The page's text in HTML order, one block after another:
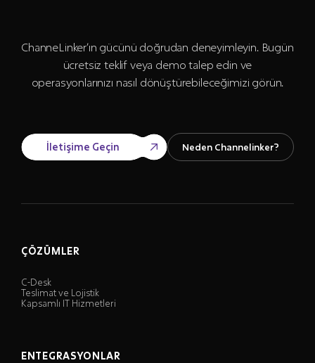
ChanneLinker’ın gücünü doğrudan deneyimleyin. Bugün
ücretsiz teklif veya demo talep edin ve
operasyonlarınızı nasıl dönüştürebileceğimizi görün.
İletişime Geçin Neden Channelinker?
ÇÖZÜMLER
C-Desk
Teslimat ve Lojistik
Kapsamlı IT Hizmetleri
ENTEGRASYONLAR